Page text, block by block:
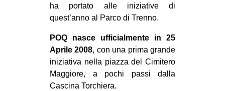
EVENTI
in
Fb
ha portato alle iniziative di
quest’anno al Parco di Trenno.
POQ nasce ufficialmente in 25
Aprile 2008, con una prima grande
iniziativa nella piazza del Cimitero
Maggiore, a pochi passi dalla
Cascina Torchiera.